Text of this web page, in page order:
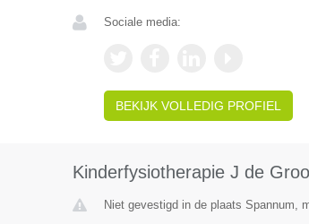
Sociale media:
BEKIJK VOLLEDIG PROFIEL
Kinderfysiotherapie J de
Niet gevestigd in de plaats Spannum,